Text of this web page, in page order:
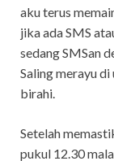
aku terus
jika ada SMS
sedang SMSan
Saling merayu di
birahi.
Setelah
pukul 12.30